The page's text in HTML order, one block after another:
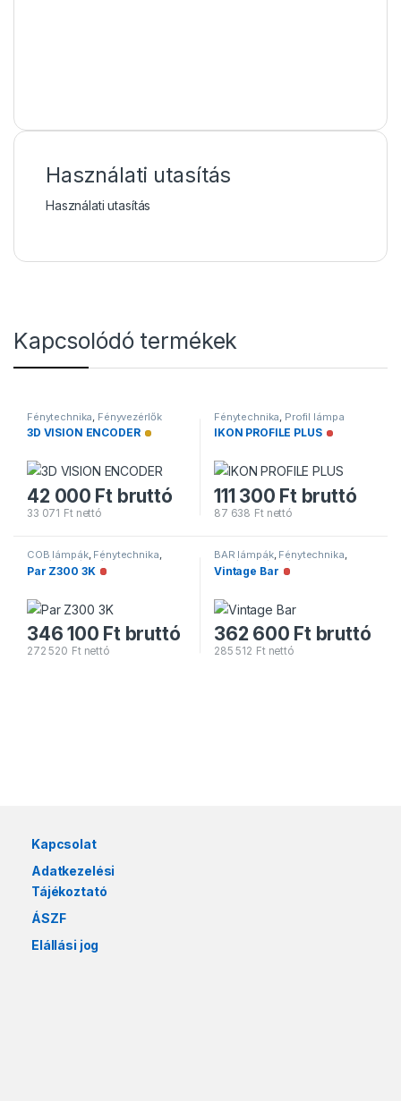
Használati utasítás
Használati utasítás
Kapcsolódó termékek
Fénytechnika Fényvezérlők
3D VISION ENCODER Alacsony raktárkészlet
42 000 Ft bruttó
33 071 Ftnettó
Fénytechnika Profil lámpa
IKON PROFILE PLUS Nincs
111 300 Ft bruttó
87 638 Ftnettó
COB lámpák, Fénytechnika,
PAR/BAR lámpák
Par Z300 3K Nincs raktáron
346 100 Ft bruttó
272 520 Ftnettó
BAR lámpák, Fénytechnika,
PAR/BAR lámpák
Vintage Bar Nincs raktáron
362 600 Ft bruttó
285 512 Ftnettó
Kapcsolat
Adatkezelési
Tájékoztató
ÁSZF
Elállási jog